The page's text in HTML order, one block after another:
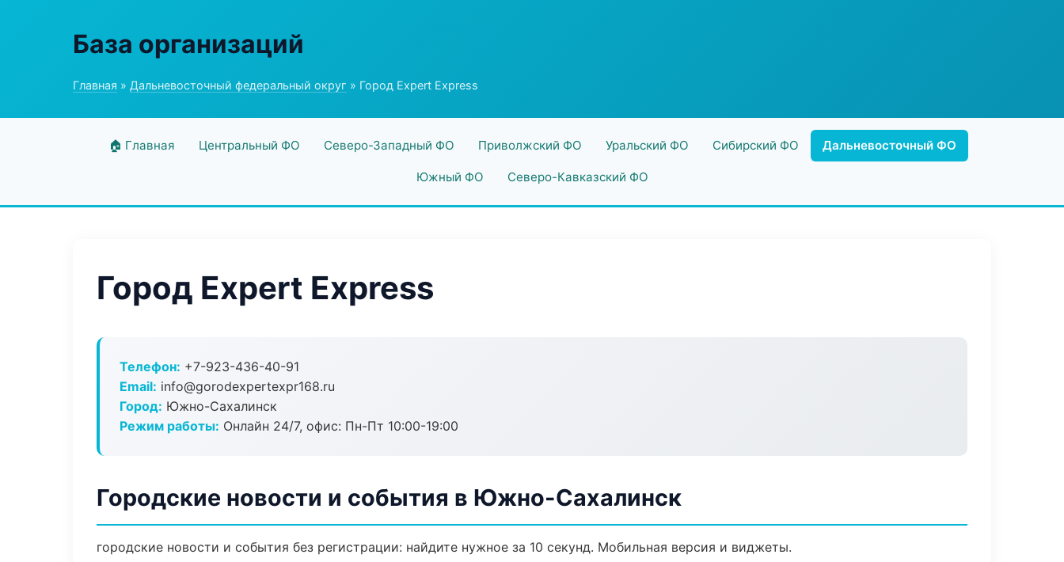
База организаций
Главная » Дальневосточный федеральный округ » Город Expert Express
🏠 Главная Центральный ФО Северо-Западный ФО Приволжский ФО Уральский ФО Сибирский ФО Дальневосточный ФО
Южный ФО Северо-Кавказский ФО
Город Expert Express
Телефон: +7-923-436-40-91
Email: info@gorodexpertexpr168.ru
Город: Южно-Сахалинск
Режим работы: Онлайн 24/7, офис: Пн-Пт 10:00-19:00
Городские новости и события в Южно-Сахалинск
городские новости и события без регистрации: найдите нужное за 10 секунд. Мобильная версия и виджеты.